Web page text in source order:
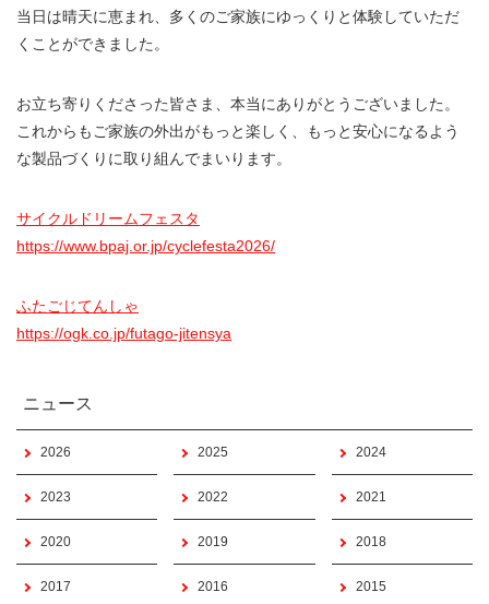
当日は晴天に恵まれ、多くのご家族にゆっくりと体験していただ
くことができました。
お立ち寄りくださった皆さま、本当にありがとうございました。
これからもご家族の外出がもっと楽しく、もっと安心になるよう
な製品づくりに取り組んでまいります。
サイクルドリームフェスタ
https://www.bpaj.or.jp/cyclefesta2026/
ふたごじてんしゃ
https://ogk.co.jp/futago-jitensya
ニュース
2026 2025 2024
2023 2022 2021
2020 2019 2018
2017 2016 2015